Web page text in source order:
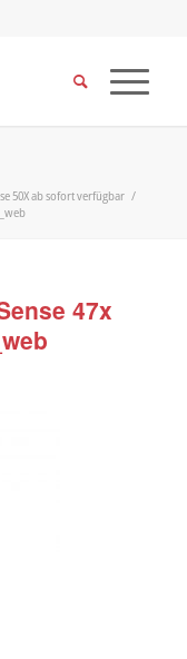
50X ab sofort verfügbar /
47x